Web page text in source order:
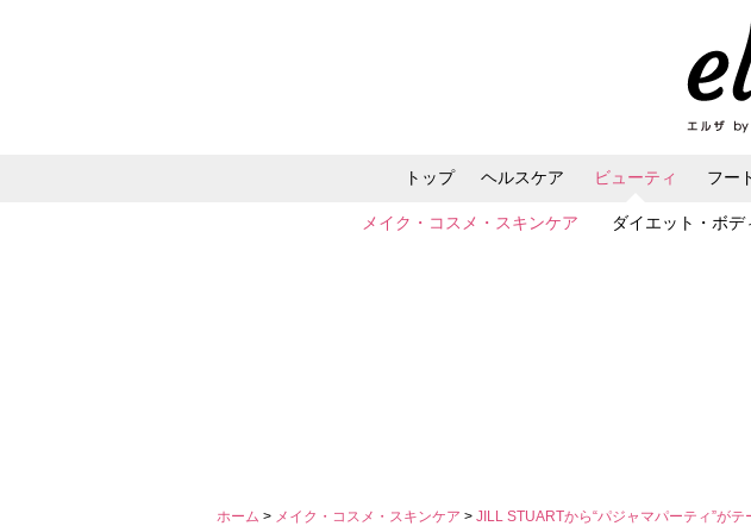
トップ ヘルスケア ビューティ
メイク・コスメ・スキンケア ダイエット・ボデ
フー
ホーム > メイク・コスメ・スキンケア > JILL STUARTから“パジャマパーティ”が